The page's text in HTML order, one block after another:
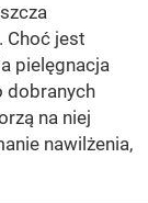
Choć jest
pielęgnacja
dobranych
na niej
nawilżenia,